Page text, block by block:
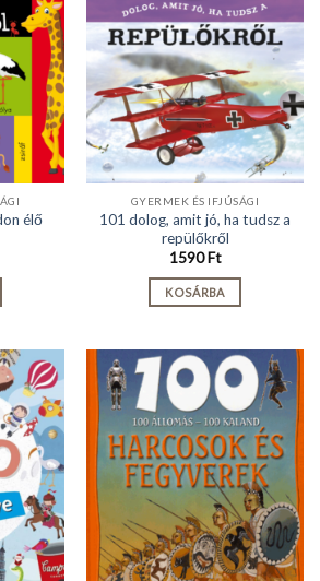
élő
GYERMEK ÉS IFJÚSÁGI
101 dolog, amit jó, ha tudsz a
repülőkről
1590Ft
KOSÁRBA